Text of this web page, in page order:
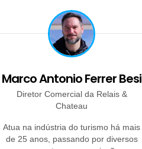
Marco Antonio Ferrer Besi
Diretor Comercial da Relais &
Chateau
Atua na indústria do turismo há mais
de 25 anos, passando por diversos